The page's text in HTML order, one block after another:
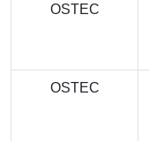
OSTEC
OSTEC